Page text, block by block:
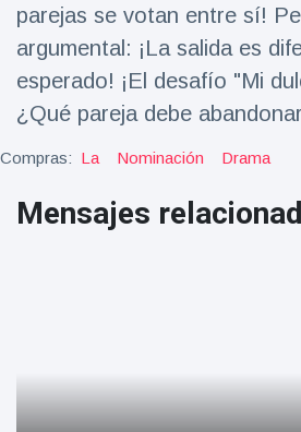
Salud y forma física
(73)
Viajes y Aventura
(77)
Últimas noticias
SKAI News
in English |
parejas se votan entre sí!
argumental: ¡La salida es
esperado! ¡El desafío "Mi
¿Qué pareja debe
Compras: La Nominación Drama
Mensajes